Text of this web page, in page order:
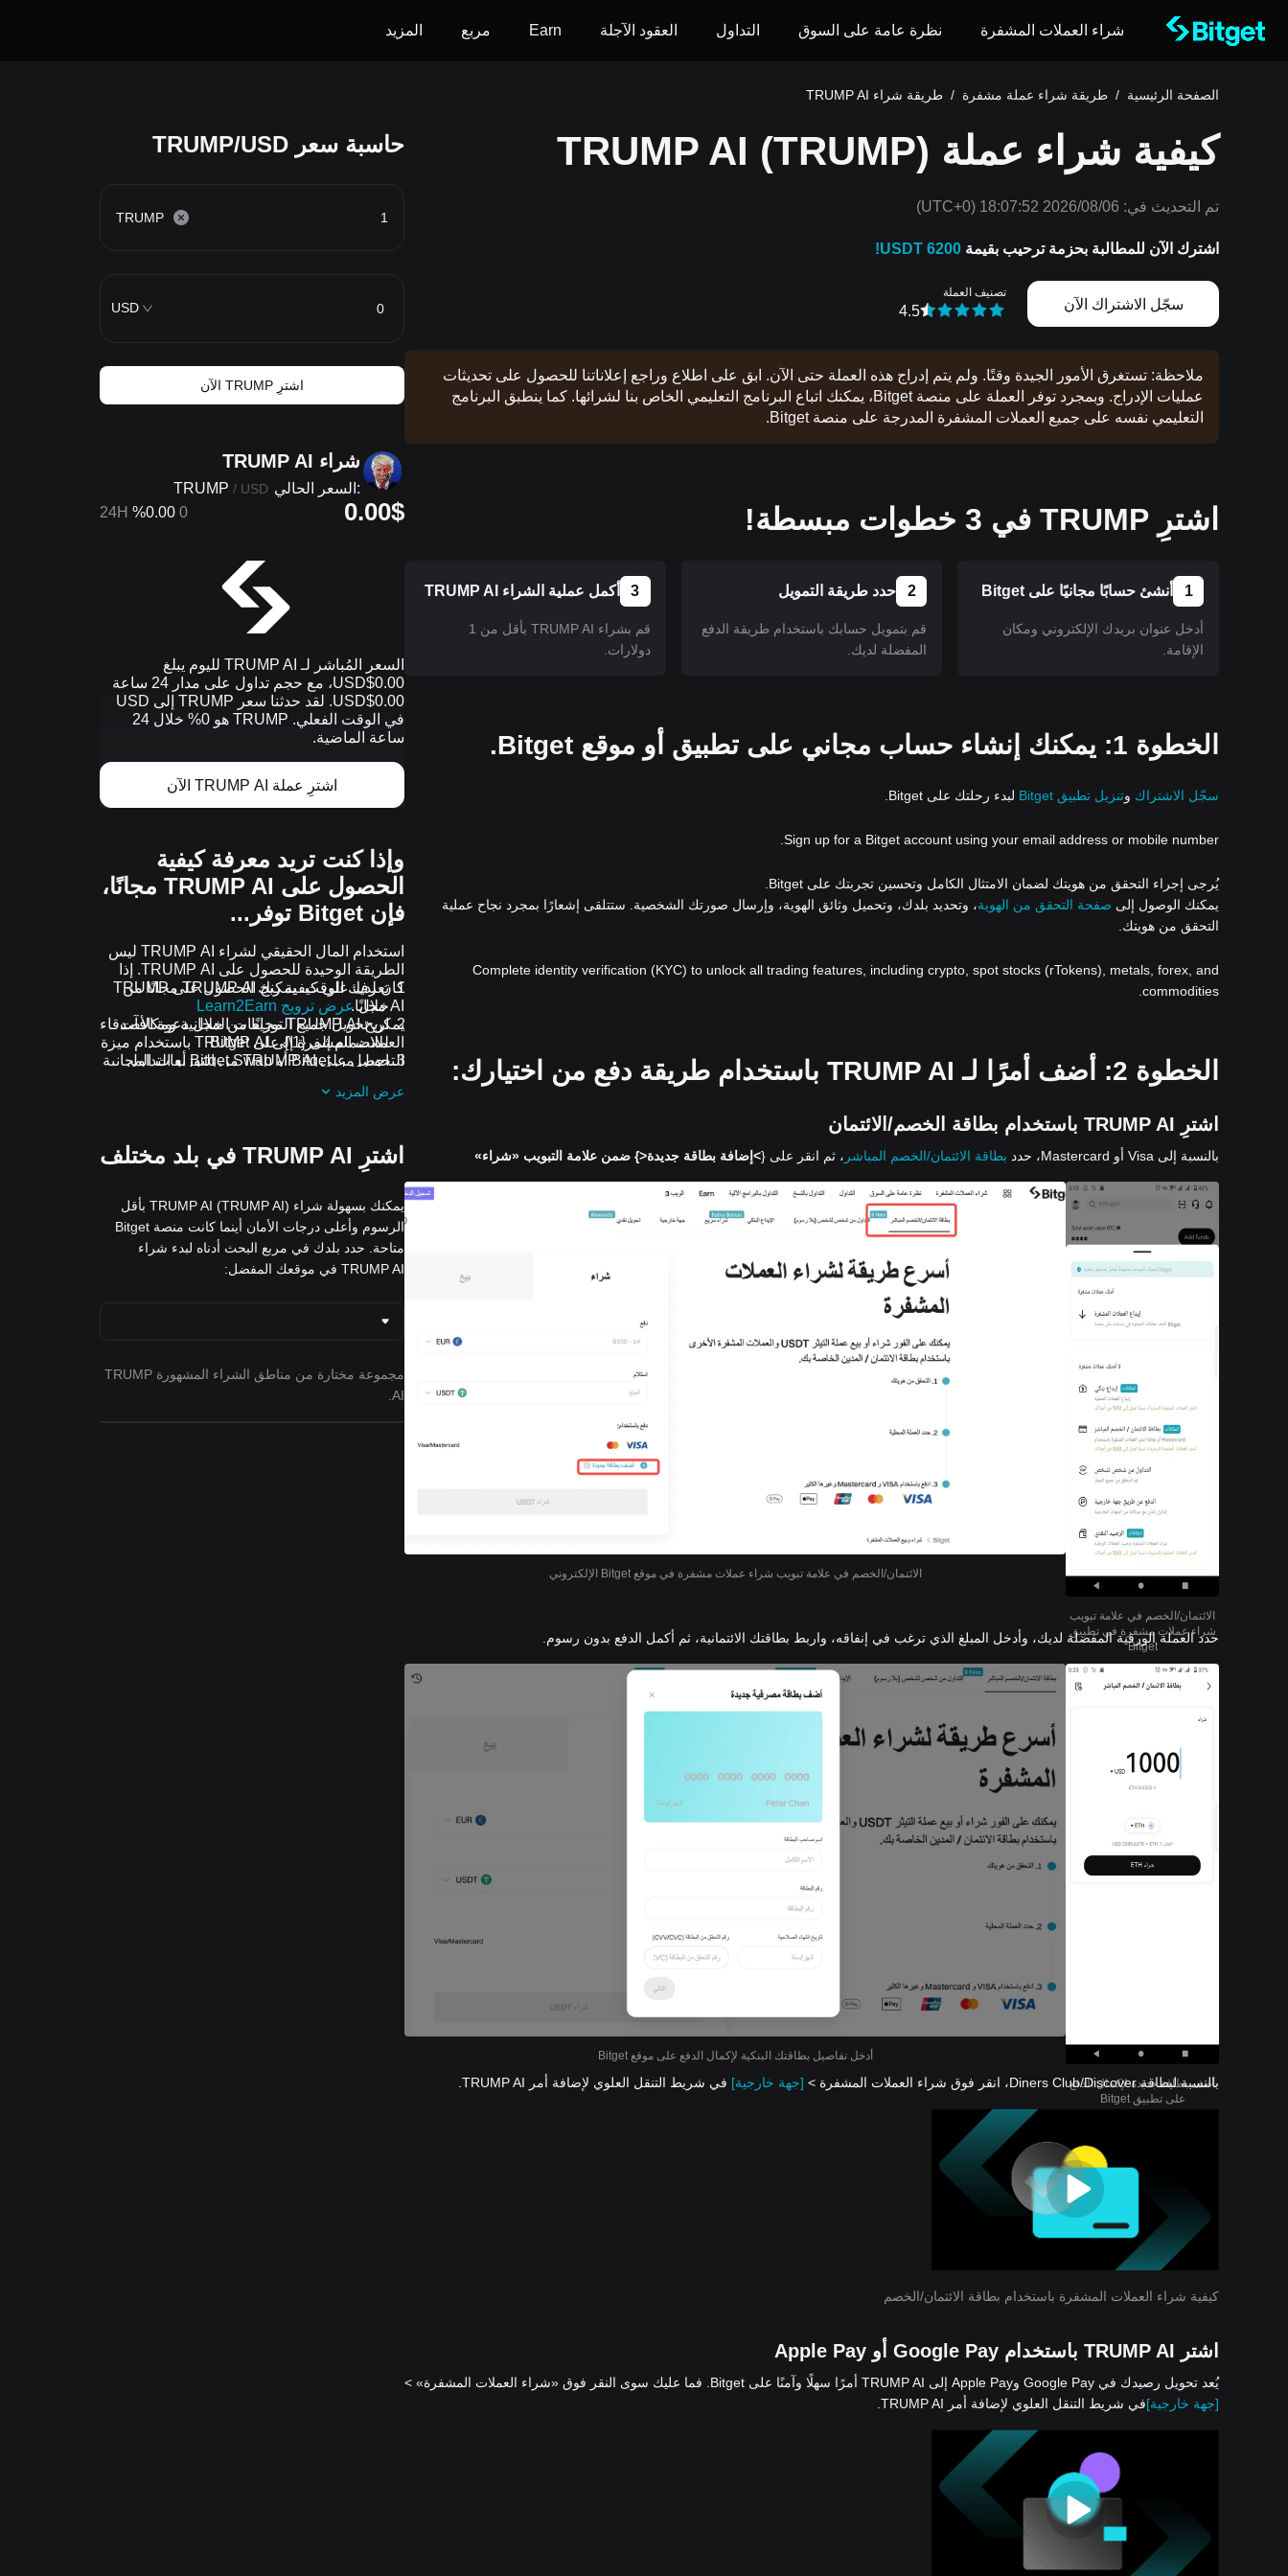
شراء العملات المشفرة نظرة عامة على السوق التداول العقود الآجلة Earn مربع المزيد
الصفحة الرئيسية / طريقة شراء عملة مشفرة / طريقة شراء TRUMP AI
كيفية شراء عملة TRUMP AI (TRUMP)
تم التحديث في: 2026/08/06 18:07:52
(UTC+0)
اشترك الآن للمطالبة بحزمة ترحيب بقيمة 6200 USDT!
سجّل الاشتراك الآن
تصنيف العملة
4.5
ملاحظة: تستغرق الأمور الجيدة وقتًا. ولم يتم إدراج هذه العملة حتى الآن. ابق على اطلاع وراجع إعلاناتنا للحصول على تحديثات
عمليات الإدراج. وبمجرد توفر العملة على منصة Bitget، يمكنك اتباع البرنامج التعليمي الخاص بنا لشرائها. كما ينطبق البرنامج
التعليمي نفسه على جميع العملات المشفرة المدرجة على منصة Bitget.
اشترِ TRUMP في 3 خطوات مبسطة!
1 أنشئ حسابًا مجانيًا على Bitget
أدخل عنوان بريدك الإلكتروني ومكان
الإقامة.
2 حدد طريقة التمويل
قم بتمويل حسابك باستخدام طريقة الدفع
المفضلة لديك.
3 أكمل عملية الشراء TRUMP AI
قم بشراء TRUMP AI بأقل من 1
دولارات.
الخطوة 1: يمكنك إنشاء حساب مجاني على تطبيق أو موقع Bitget.
سجّل الاشتراك وتنزيل تطبيق Bitget لبدء رحلتك على Bitget.
Sign up for a Bitget account using your email address or mobile number.
يُرجى إجراء التحقق من هويتك لضمان الامتثال الكامل وتحسين تجربتك على Bitget.
يمكنك الوصول إلى صفحة التحقق من الهوية، وتحديد بلدك، وتحميل وثائق الهوية، وإرسال صورتك الشخصية. ستتلقى إشعارًا بمجرد نجاح عملية
التحقق من هويتك.
Complete identity verification (KYC) to unlock all trading features, including crypto, spot stocks (rTokens), metals, forex, and
commodities.
الخطوة 2: أضف أمرًا لـ TRUMP AI باستخدام طريقة دفع من اختيارك:
اشترِ TRUMP AI باستخدام بطاقة الخصم/الائتمان
بالنسبة إلى Visa أو Mastercard، حدد بطاقة الائتمان/الخصم المباشر ، ثم انقر على {>إضافة بطاقة جديدة<} ضمن علامة التبويب «شراء»
الائتمان/الخصم في علامة تبويب
شراء عملات مشفرة في تطبيق
Bitget
الائتمان/الخصم في علامة تبويب شراء عملات مشفرة في موقع Bitget الإلكتروني
حدد العملة الورقية المفضلة لديك، وأدخل المبلغ الذي ترغب في إنفاقه، واربط بطاقتك الائتمانية، ثم أكمل الدفع بدون رسوم.
أضف بطاقة جديدة لإكمال الدفع
على تطبيق Bitget
أدخل تفاصيل بطاقتك البنكية لإكمال الدفع على موقع Bitget
بالنسبة لبطاقة Diners Club/Discover، انقر فوق شراء العملات المشفرة > [جهة خارجية] في شريط التنقل العلوي لإضافة أمر TRUMP AI.
كيفية شراء العملات المشفرة باستخدام بطاقة الائتمان/الخصم
اشتر TRUMP AI باستخدام Google Pay أو Apple Pay
يُعد تحويل رصيدك في Google Pay وApple Pay إلى TRUMP AI أمرًا سهلًا وآمنًا على Bitget. فما عليك سوى النقر فوق «شراء العملات المشفرة» >
[جهة خارجية]في شريط التنقل العلوي لإضافة أمر TRUMP AI.
حاسبة سعر TRUMP/USD
TRUMP
USD
اشترِ TRUMP الآن
شراء TRUMP AI
TRUMP / USD السعر الحالي:
0.00$
0
%0.00
24H
السعر المُباشر لـ TRUMP AI لليوم يبلغ
0.00$USD، مع حجم تداول على مدار 24 ساعة
0.00$USD. لقد حدثنا سعر TRUMP إلى USD
في الوقت الفعلي. TRUMP هو 0% خلال 24
ساعة الماضية.
اشترِ عملة TRUMP AI الآن
وإذا كنت تريد معرفة كيفية
الحصول على TRUMP AI مجانًا،
فإن Bitget توفر...
استخدام المال الحقيقي لشراء TRUMP AI ليس
الطريقة الوحيدة للحصول على TRUMP AI. إذا
كان لديك الوقت، يمكنك الحصول على TRUMP
AI مجانًا.
تعرف على كيفية ربح TRUMP AI مجانًا من
خلالعرض ترويج Learn2Earn
اربح TRUMP AI مجانًا من خلال دعوة الأصدقاء
للانضمام إلى {1\} على Bitget
احصل على TRUMP AI من التوزيعات المجانية
الترويجية المستمرة
يمكن تحويل جميع التوزيعات المجانية ومكافآت
العملات المشفرة إلى TRUMP AI باستخدام ميزة
التحويل من Bitget أو Bitget Swap أو التداول
عرض المزيد
اشترِ TRUMP AI في بلد مختلف
يمكنك بسهولة شراء TRUMP AI (TRUMP AI) بأقل
الرسوم وأعلى درجات الأمان أينما كانت منصة Bitget
متاحة. حدد بلدك في مربع البحث أدناه لبدء شراء
TRUMP AI في موقعك المفضل:
مجموعة مختارة من مناطق الشراء المشهورة TRUMP
AI.